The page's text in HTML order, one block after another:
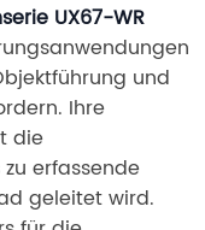
UX67-WR
und
Ihre
die
erfassende
geleitet wird.